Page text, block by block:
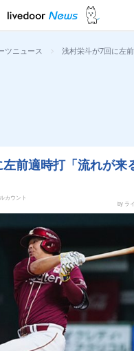
ツニュース > 浅村栄斗が7回に左
前適時打「流れが来
カウント
by ラ